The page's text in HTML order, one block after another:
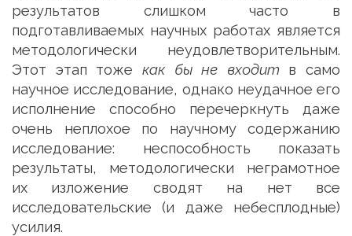
результатов слишком часто в
подготавливаемых научных работах является
методологически неудовлетворительным.
Этот этап тожекак бы не входитв само
научное исследование, однако неудачное его
исполнение способно перечеркнуть даже
очень неплохое по научному содержанию
исследование: неспособность показать
результаты, методологически неграмотное
их изложение сводят на нет все
исследовательские (и даже небесплодные)
усилия.